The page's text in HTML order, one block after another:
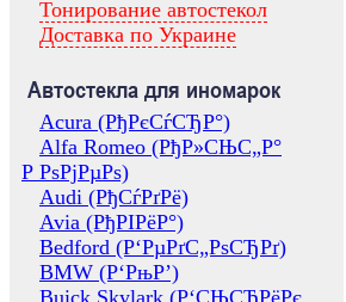
Тонирование автостекол
Доставка по Украине
Автостекла для иномарок
Acura (РђРєСѓСЂР°)
Alfa Romeo (РђР»СЊС„Р°
Р РѕРјРµРѕ)
Audi (РђСѓРґРё)
Avia (РђРІРёР°)
Bedford (Р‘РµРґС„РѕСЂРґ)
BMW (Р‘РњР’)
Buick Skylark (Р‘СЊСЋРёРє